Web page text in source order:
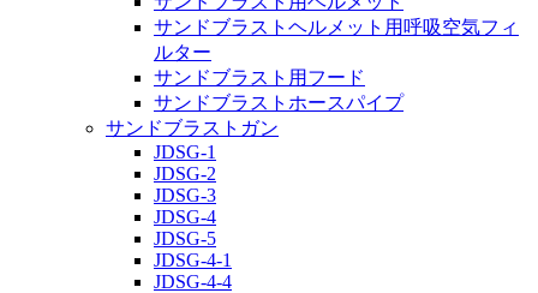
サンドブラストヘルメット用呼吸空気フィ
ルター
サンドブラスト用フード
サンドブラストホースパイプ
サンドブラストガン
JDSG-1
JDSG-2
JDSG-3
JDSG-4
JDSG-5
JDSG-4-1
JDSG-4-4